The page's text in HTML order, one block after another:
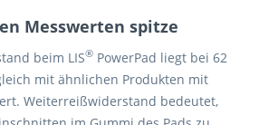
Messwerten spitze
beim LIS® PowerPad liegt bei 62
mit ähnlichen Produkten mit
Weiterreißwiderstand bedeutet,